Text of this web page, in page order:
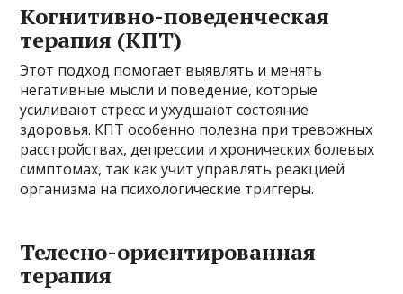
Когнитивно-поведенческая
терапия (КПТ)
Этот подход помогает выявлять и менять
негативные мысли и поведение, которые
усиливают стресс и ухудшают состояние
здоровья. КПТ особенно полезна при тревожных
расстройствах, депрессии и хронических болевых
симптомах, так как учит управлять реакцией
организма на психологические триггеры.
Телесно-ориентированная
терапия